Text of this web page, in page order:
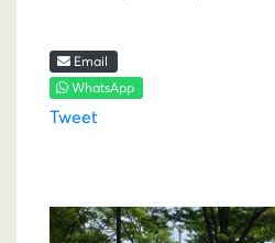
Email
WhatsApp
Tweet